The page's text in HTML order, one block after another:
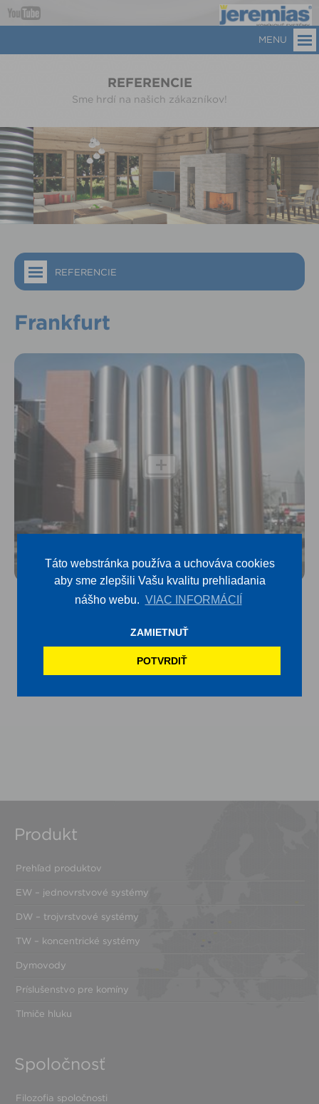
Táto webstránka používa a uchováva cookies
aby sme zlepšili Vašu kvalitu prehliadania
nášho webu. VIAC INFORMÁCIÍ
ZAMIETNUŤ
POTVRDIŤ
MENU
REFERENCIE
Sme hrdí na našich zákazníkov!
REFERENCIE
Frankfurt
Odvádzanie a privádzanie vzduchu v Univerzitnej klinike
Priemer: 1 600/1 300 mm
Povrch: brúsený
Produkt
Prehľad produktov
EW – jednovrstvové systémy
DW – trojvrstvové systémy
TW – koncentrické systémy
Dymovody
Príslušenstvo pre komíny
Tlmiče hluku
Spoločnosť
Filozofia spoločnosti